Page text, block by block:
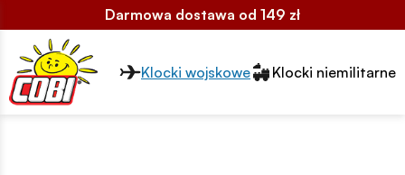
Darmowa dostawa od 149 zł
Przełącznik segmentów2
Klocki wojskowe Klocki niemilitarne